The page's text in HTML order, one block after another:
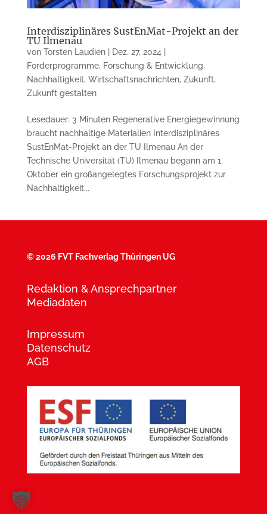
Interdisziplinäres SustEnMat-Projekt an der
TU Ilmenau
von Torsten Laudien| Dez. 27, 2024
Förderprogramme, Forschung & Entwicklung,
Nachhaltigkeit, Wirtschaftsnachrichten, Zukunft,
Zukunft gestalten
Lesedauer: 3 Minuten Regenerative Energiegewinnung
braucht nachhaltige Materialien Interdisziplinäres
SustEnMat-Projekt an der TU Ilmenau An der
Technische Universität (TU) Ilmenau begann am 1.
Oktober ein großangelegtes Forschungsprojekt zur
Nachhaltigkeit...
©2026 FVT Fachverlag Thüringen UG
Redaktion & Ansprechpartner
Mediadaten
Impressum
Datenschutz
AGB